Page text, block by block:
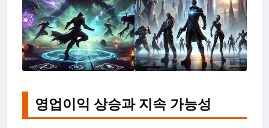
영업이익 상승과 지속 가능성